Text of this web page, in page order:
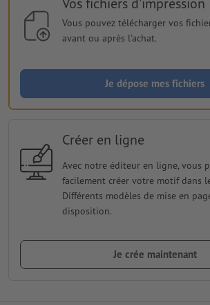
Vos fichiers d'impression
Vous pouvez télécharger vos
avant ou après l'achat.
Je dépose mes fichiers
Créer en ligne
Avec notre éditeur en ligne, vous
facilement créer votre motif dans
Différents modèles de mise en
disposition.
Je crée maintenant